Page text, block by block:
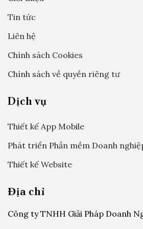
Tin tức
Liên hệ
Chính sách Cookies
Chính sách về quyền riêng tư
Dịch vụ
Thiết kế App Mobile
Phát triển Phần mềm Doanh
Thiết kế Website
Địa chỉ
Công ty TNHH Giải Pháp Doanh